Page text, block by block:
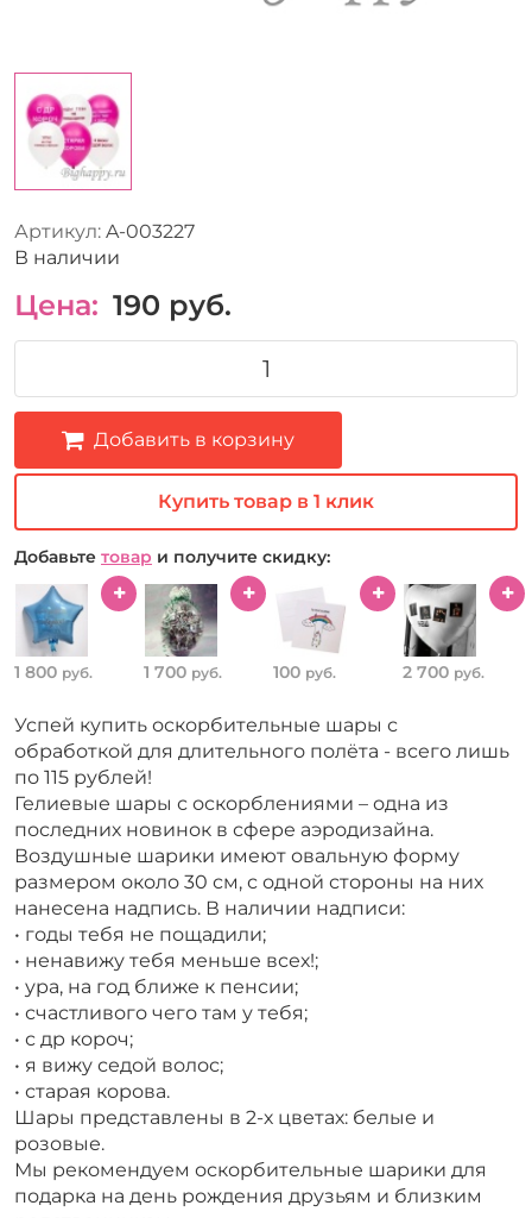
Артикул: A-003227
В наличии
Цена: 190 руб.
Добавить в корзину
Купить товар в 1 клик
Добавьте товар и получите скидку:
1 800 руб. 1 700 руб. 100 руб. 2 700 руб.
Успей купить оскорбительные шары с
обработкой для длительного полёта - всего лишь
по 115 рублей!
Гелиевые шары с оскорблениями – одна из
последних новинок в сфере аэродизайна.
Воздушные шарики имеют овальную форму
размером около 30 см, с одной стороны на них
нанесена надпись. В наличии надписи:
• годы тебя не пощадили;
• ненавижу тебя меньше всех!;
• ура, на год ближе к пенсии;
• счастливого чего там у тебя;
• с др короч;
• я вижу седой волос;
• старая корова.
Шары представлены в 2-х цветах: белые и
розовые.
Мы рекомендуем оскорбительные шарики для
подарка на день рождения друзьям и близким